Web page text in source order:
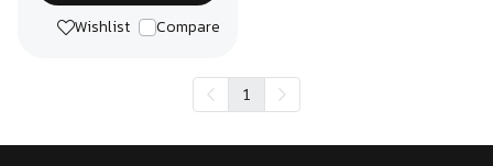
Wishlist Compare
1